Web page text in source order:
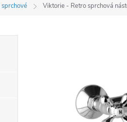
Viktorie - Retro sprchová